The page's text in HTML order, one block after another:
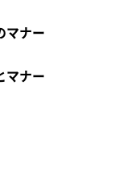
マナー
マナー